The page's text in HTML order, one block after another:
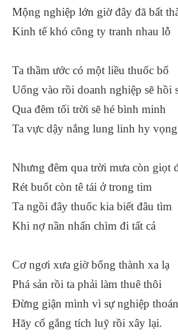
Mộng nghiệp lớn giờ đây đã bất
Kinh tế khó công ty tranh nhau lỗ
Ta thầm ước có một liều thuốc bổ
Uống vào rồi doanh nghiệp sẽ hồi
Qua đêm tối trời sẽ hé bình minh
Ta vực dậy nắng lung linh hy vọng
Nhưng đêm qua trời mưa còn giọt
Rét buốt còn tê tái ở trong tim
Ta ngồi đây thuốc kia biết đâu tìm
Khi nợ nần nhấn chìm đi tất cả
Cơ ngơi xưa giờ bổng thành xa lạ
Phá sản rồi ta phải làm thuê thôi
Đừng giận mình vì sự nghiệp
Hãy cố gắng tích luỹ rồi xây lại.